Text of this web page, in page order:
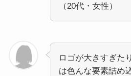
（20代・女性）
ロゴが大きすぎた
は色んな要素詰め